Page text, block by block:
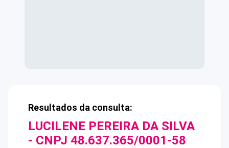
Resultados da consulta:
LUCILENE PEREIRA DA SILVA
- CNPJ 48.637.365/0001-58